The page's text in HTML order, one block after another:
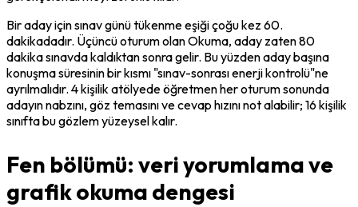
Bir aday için sınav günü tükenme eşiği çoğu kez 60.
dakikadadır. Üçüncü oturum olan Okuma, aday zaten 80
dakika sınavda kaldıktan sonra gelir. Bu yüzden aday başına
konuşma süresinin bir kısmı "sınav-sonrası enerji kontrolü"ne
ayrılmalıdır. 4 kişilik atölyede öğretmen her oturum sonunda
adayın nabzını, göz temasını ve cevap hızını not alabilir; 16 kişilik
sınıfta bu gözlem yüzeysel kalır.
Fen bölümü: veri yorumlama ve
grafik okuma dengesi